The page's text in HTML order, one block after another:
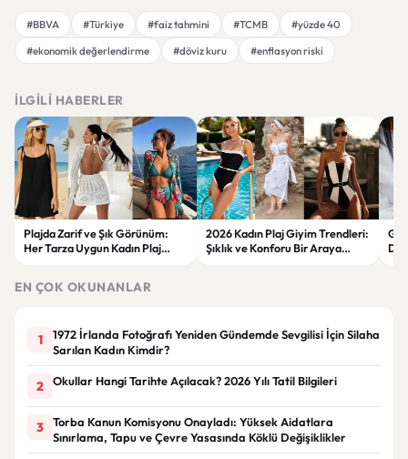
#BBVA #Türkiye #faiz tahmini #TCMB
#yüzde 40
#ekonomik değerlendirme
#döviz kuru #enflasyon riski
İLGILI HABERLER
Plajda Zarif ve Şık Görünüm:
Her Tarza Uygun Kadın Plaj
2026 Kadın Plaj Giyim Trendleri:
Şıklık ve Konforu Bir Araya
EN ÇOK OKUNANLAR
1
1972 İrlanda Fotoğrafı Yeniden Gündemde Sevgilisi İçin Silaha
Sarılan Kadın Kimdir?
2 Okullar Hangi Tarihte Açılacak? 2026 Yılı Tatil Bilgileri
3
Torba Kanun Komisyonu Onayladı: Yüksek Aidatlara
Sınırlama, Tapu ve Çevre Yasasında Köklü Değişiklikler